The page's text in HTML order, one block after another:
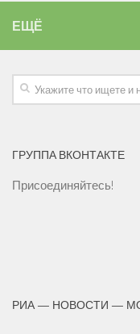
ЕЩЁ
ГРУППА ВКОНТАКТЕ
Присоединяйтесь!
РИА — НОВОСТИ —